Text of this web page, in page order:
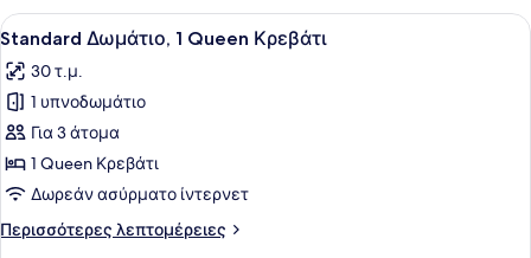
Διπλά
Προβολή
όλων
των
φωτογραφιών
για
Standard
Δωμάτιο,
1
Queen
Ένα δωμάτιο ξενοδοχείου με ένα
4
Standard Δωμάτιο, 1 Queen Κρεβάτι
30 τ.μ.
1 υπνοδωμάτιο
Για 3 άτομα
1 Queen Κρεβάτι
Δωρεάν ασύρματο ίντερνετ
Περισσότερες λεπτομέρειες
Περισσότερες